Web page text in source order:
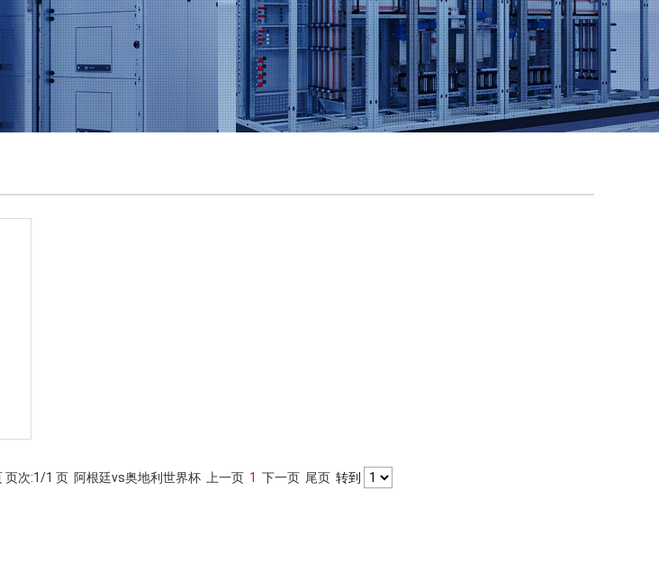
页次:1/1 页 阿根廷vs奥地利世界杯 上一页 1 下一页 尾页 转到